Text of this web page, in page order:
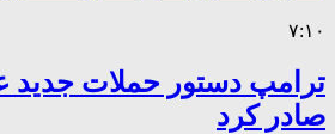
۷:۱۰
ترامپ دستور حملات جدید
صادر کرد